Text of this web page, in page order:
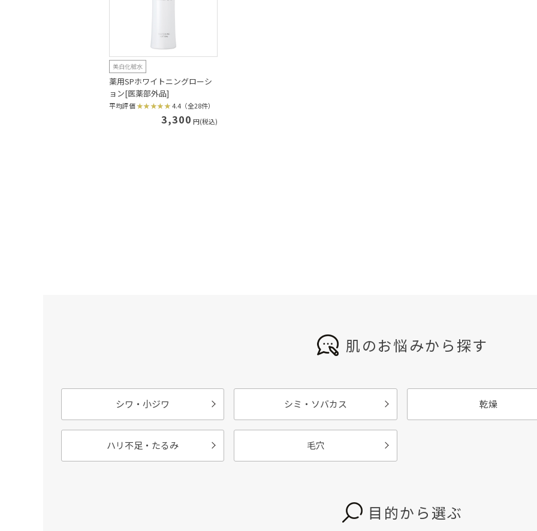
美白化粧水
薬用SPホワイトニングローシ
ョン[医薬部外品]
平均評価 4.4（全28件）
3,300 円(税込)
肌のお悩みから探す
シワ・小ジワ シミ・ソバカス 乾燥
ハリ不足・たるみ 毛穴
目的から選ぶ